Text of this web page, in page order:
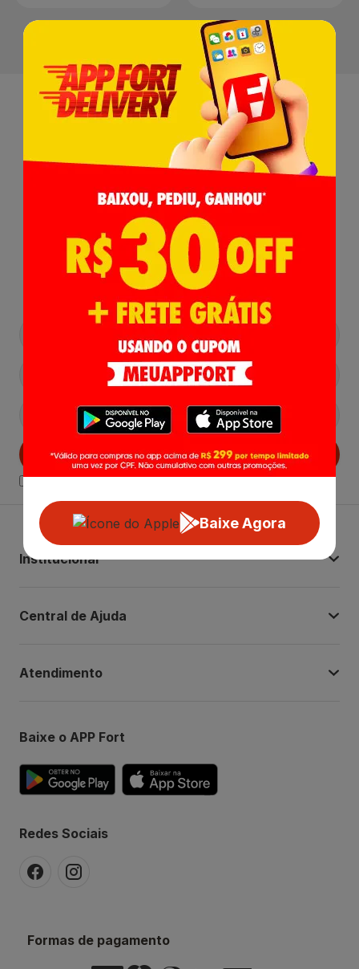
Baixe Agora
Receba nossas Novidades ,
Lançamentos e Promoções!
Cadastrar
Declaro estar ciente dasPoliticas de Privacidade.
Institucional
Central de Ajuda
Atendimento
Baixe o APP Fort
Redes Sociais
Formas de pagamento